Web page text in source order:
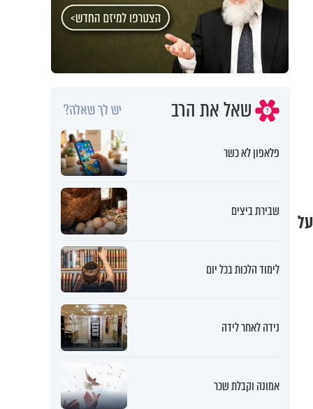
שאל את הרב יש לך שאלה?
פלאפון לא כשר
שבירת ביצים
לימוד הלכות בכל יום
נידה לאחר לידה
אמונה וקבלת שכר